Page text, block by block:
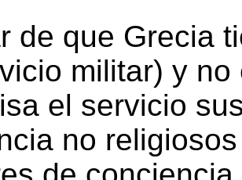
de que Grecia
militar) y
el servicio
no